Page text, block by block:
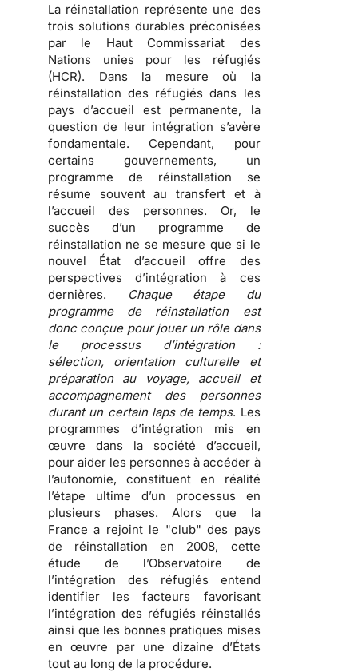
La réinstallation représente une des
trois solutions durables préconisées
par le Haut Commissariat des
Nations unies pour les réfugiés
(HCR). Dans la mesure où la
réinstallation des réfugiés dans les
pays d’accueil est permanente, la
question de leur intégration s’avère
fondamentale. Cependant, pour
certains gouvernements, un
programme de réinstallation se
résume souvent au transfert et à
l’accueil des personnes. Or, le
succès d’un programme de
réinstallation ne se mesure que si le
nouvel État d’accueil offre des
perspectives d’intégration à ces
dernières.
Chaque étape du
programme de réinstallation est
donc conçue pour jouer un rôle dans
le processus d’intégration :
sélection, orientation culturelle et
préparation au voyage, accueil et
accompagnement des personnes
durant un certain laps de temps. Les
programmes d’intégration mis en
œuvre dans la société d’accueil,
pour aider les personnes à accéder à
l’autonomie, constituent en réalité
l’étape ultime d’un processus en
plusieurs phases. Alors que la
France a rejoint le "club" des pays
de réinstallation en 2008, cette
étude de l’Observatoire de
l’intégration des réfugiés entend
identifier les facteurs favorisant
l’intégration des réfugiés réinstallés
ainsi que les bonnes pratiques mises
en œuvre par une dizaine d’États
tout au long de la procédure.